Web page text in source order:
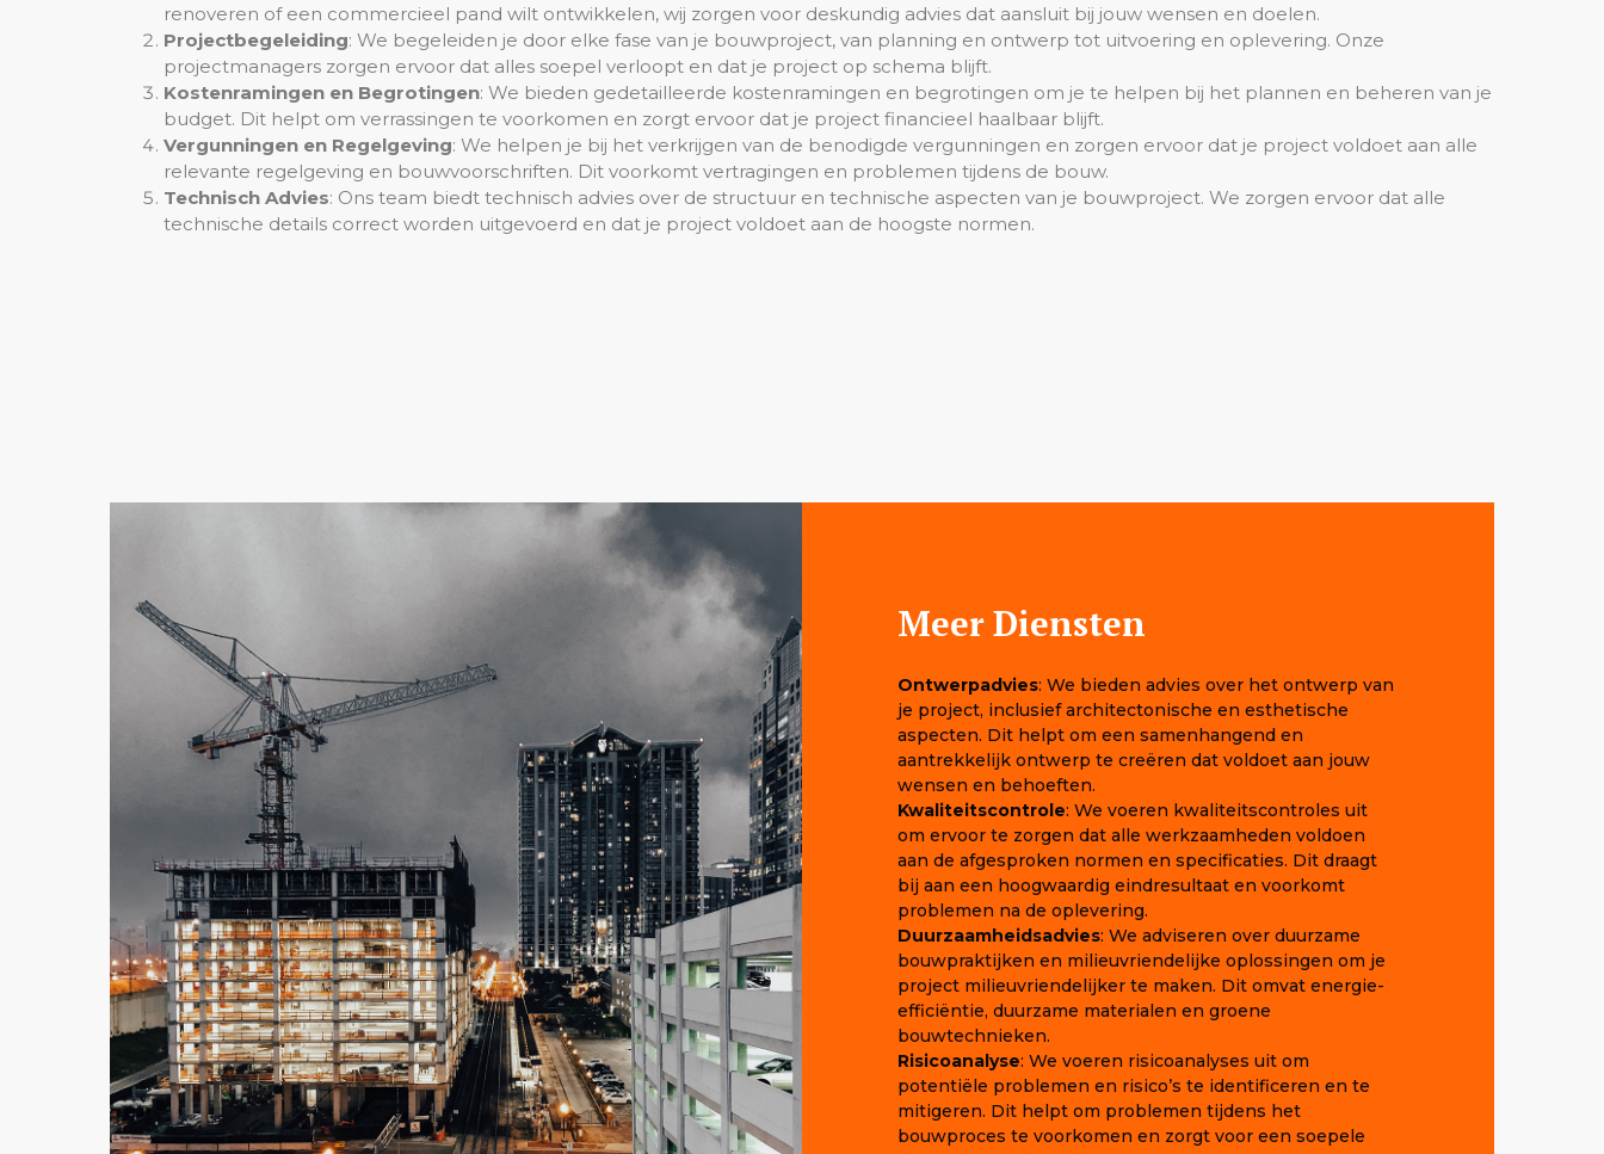
renoveren of een commercieel pand wilt ontwikkelen, wij zorgen voor deskundig advies dat aansluit bij jouw wensen en doelen.
Projectbegeleiding: We begeleiden je door elke fase van je bouwproject, van planning en ontwerp tot uitvoering en oplevering. Onze
projectmanagers zorgen ervoor dat alles soepel verloopt en dat je project op schema blijft.
Kostenramingen en Begrotingen: We bieden gedetailleerde kostenramingen en begrotingen om je te helpen bij het plannen en beheren van je
budget. Dit helpt om verrassingen te voorkomen en zorgt ervoor dat je project financieel haalbaar blijft.
Vergunningen en Regelgeving: We helpen je bij het verkrijgen van de benodigde vergunningen en zorgen ervoor dat je project voldoet aan alle
relevante regelgeving en bouwvoorschriften. Dit voorkomt vertragingen en problemen tijdens de bouw.
Technisch Advies: Ons team biedt technisch advies over de structuur en technische aspecten van je bouwproject. We zorgen ervoor dat alle
technische details correct worden uitgevoerd en dat je project voldoet aan de hoogste normen.
Meer Diensten
Ontwerpadvies: We bieden advies over het ontwerp van
je project, inclusief architectonische en esthetische
aspecten. Dit helpt om een samenhangend en
aantrekkelijk ontwerp te creëren dat voldoet aan jouw
wensen en behoeften.
Kwaliteitscontrole: We voeren kwaliteitscontroles uit
om ervoor te zorgen dat alle werkzaamheden voldoen
aan de afgesproken normen en specificaties. Dit draagt
bij aan een hoogwaardig eindresultaat en voorkomt
problemen na de oplevering.
Duurzaamheidsadvies: We adviseren over duurzame
bouwpraktijken en milieuvriendelijke oplossingen om je
project milieuvriendelijker te maken. Dit omvat energie-
efficiëntie, duurzame materialen en groene
bouwtechnieken.
Risicoanalyse: We voeren risicoanalyses uit om
potentiële problemen en risico’s te identificeren en te
mitigeren. Dit helpt om problemen tijdens het
bouwproces te voorkomen en zorgt voor een soepele